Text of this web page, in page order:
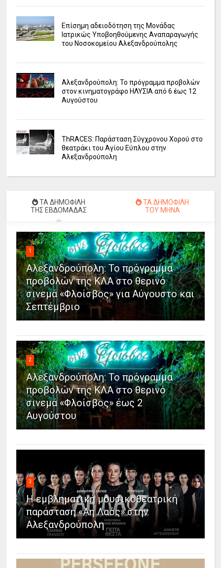
Επίσημη αδειοδότηση της Μονάδας
Ιατρικώς Υποβοηθούμενης Αναπαραγωγής
του Νοσοκομείου Αλεξανδρούπολης
Αλεξανδρούπολη: Το πρόγραμμα προβολών
στον κινηματογράφο ΗΛΥΣΙΑ από 6 έως 12
Αυγούστου
ΤhRACES: Παράσταση Σύγχρονου Χορού στο
θεατράκι του Αγίου Εύπλου στην
Αλεξανδρούπολη
ΤΑ ΔΗΜΟΦΙΛΗ
ΤΗΣ ΕΒΔΟΜΑΔΑΣ
ΤΑ ΔΗΜΟΦΙΛΗ
ΤΟΥ ΜΗΝΑ
1
Αλεξανδρούπολη: Το πρόγραμμα
προβολών της ΚΛΑ στο θερινό
σινεμά «Φλοίσβος» για Αύγουστο και
Σεπτέμβριο
2
Αλεξανδρούπολη: Το πρόγραμμα
προβολών της ΚΛΑ στο θερινό
σινεμά «Φλοίσβος» έως 2
Αυγούστου
3
Η εμβληματική μουσικοθεατρική
παράσταση «Άη Λαός» στην
Αλεξανδρούπολη